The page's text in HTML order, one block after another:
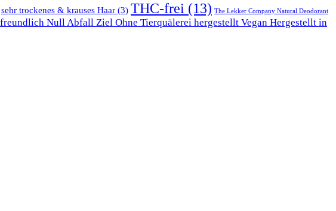
sehr trockenes & krauses Haar (3) THC-frei (13) The Lekker Company Natural Deodorant
Null Abfall Ziel Ohne Tierquälerei hergestellt Vegan Hergestellt in